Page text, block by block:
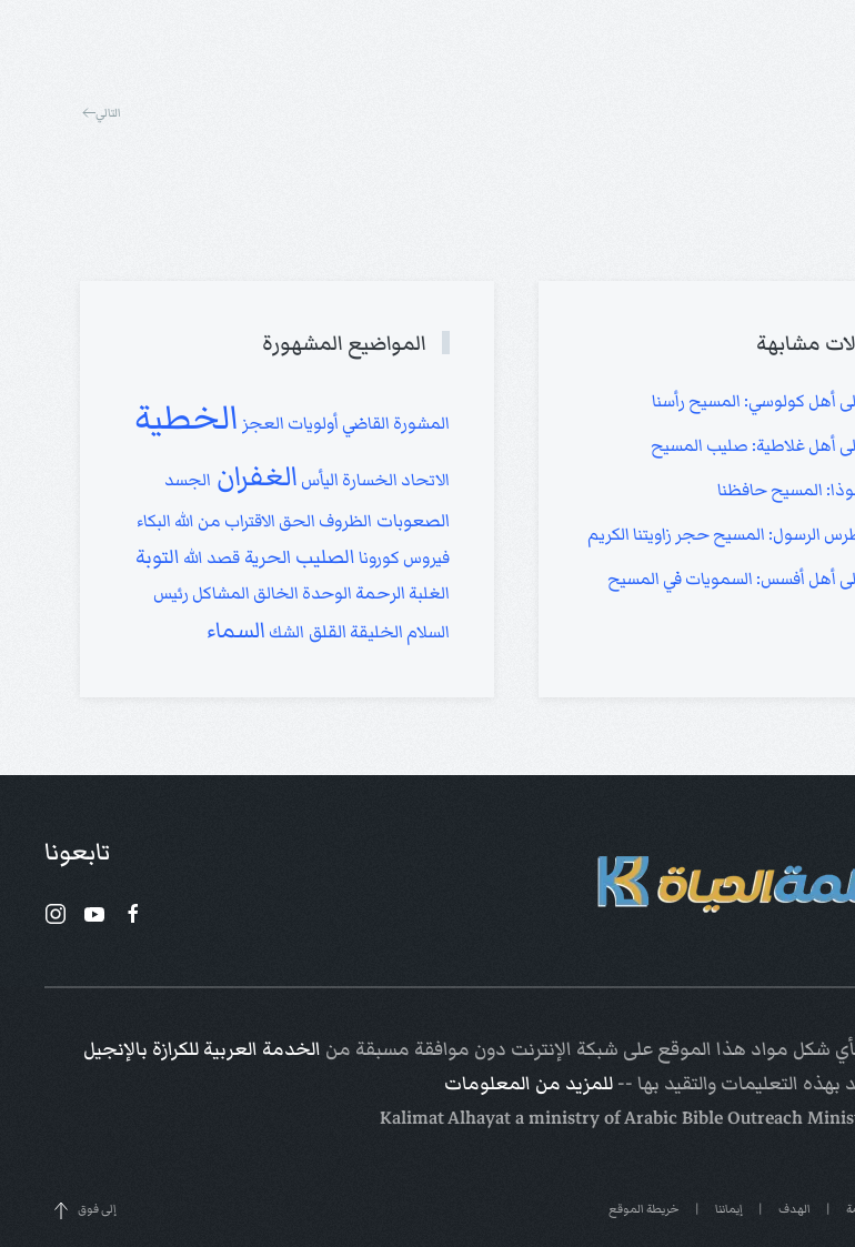
التالي
مشابهة
أهل كولوسي: المسيح رأسنا
إلى أهل غلاطية: صليب المسيح
المسيح حافظنا
الرسول: المسيح حجر زاويتنا الكريم
إلى أهل أفسس: السمويات في المسيح
المواضيع المشهورة
المشورة القاضي أولويات العجز الخطية
الاتحاد الخسارة اليأس الغفران الجسد
الصعوبات الظروف الحق الاقتراب من الله البكاء
فيروس كوروناالصليب الحرية قصد الله التوبة
الغلبة الرحمة الوحدة الخالق المشاكل رئيس
السلام الخليقة القلق الشك السماء
تابعونا
شكل مواد هذا الموقع على شبكة الإنترنت دون موافقة مسبقة من الخدمة العربية للكرازة بالإنجيل
بهذه التعليمات والتقيد بها --للمزيد من المعلومات
Arabic Bible Outreach
| الهدف | إيماننا | خريطة الموقع إلى فوق